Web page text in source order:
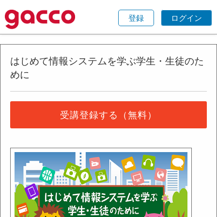
登録 ログイン
はじめて情報システムを学ぶ学生・生徒のた
めに
受講登録する（無料）